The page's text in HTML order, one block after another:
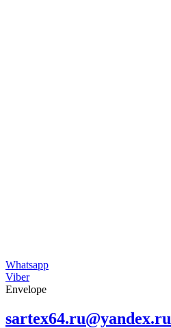
Whatsapp
Viber
Envelope
sartex64.ru@yandex.ru